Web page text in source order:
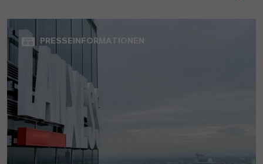
PRESSEINFORMATIONEN